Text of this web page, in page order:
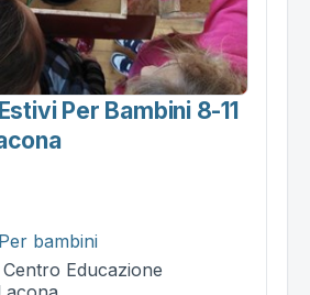
Per Bambini 8-11
Per bambini
Educazione